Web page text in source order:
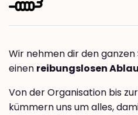
Wir nehmen dir den
einen reibungslosen
Von der Organisation bis
kümmern uns um alles,